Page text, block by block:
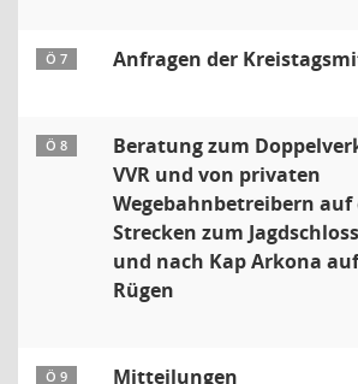
Ö 7 Anfragen der
Ö 8
Beratung zum
VVR und von privaten
Wegebahnbetreibern auf
Strecken zum
und nach Kap Arkona
Rügen
Ö 9 Mitteilungen